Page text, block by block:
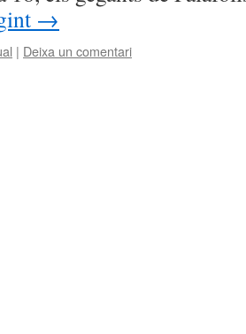
→
| Deixa un comentari